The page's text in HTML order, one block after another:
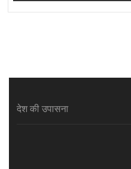
देश की उपासना